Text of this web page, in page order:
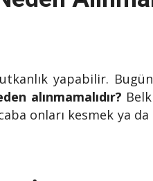
yapabilir.
alınmamalıdır?
onları kesmek ya